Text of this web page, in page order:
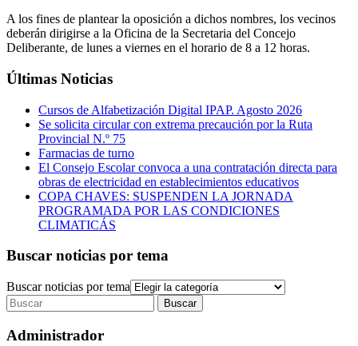
A los fines de plantear la oposición a dichos nombres, los vecinos
deberán dirigirse a la Oficina de la Secretaria del Concejo
Deliberante, de lunes a viernes en el horario de 8 a 12 horas.
Últimas Noticias
Cursos de Alfabetización Digital IPAP. Agosto 2026
Se solicita circular con extrema precaución por la Ruta
Provincial N.º 75
Farmacias de turno
El Consejo Escolar convoca a una contratación directa para
obras de electricidad en establecimientos educativos
COPA CHAVES: SUSPENDEN LA JORNADA
PROGRAMADA POR LAS CONDICIONES
CLIMATICÁS
Buscar noticias por tema
Buscar noticias por tema
Administrador